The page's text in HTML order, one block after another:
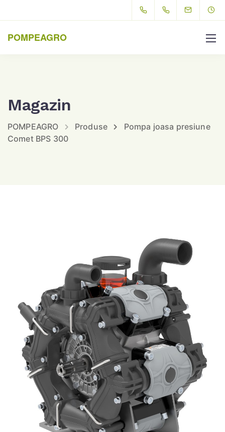
POMPEAGRO
Magazin
POMPEAGRO Produse
Pompa joasa presiune
Comet BPS 300